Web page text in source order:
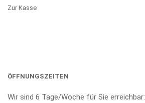
Zur Kasse
ÖFFNUNGSZEITEN
Wir sind 6 Tage/Woche für Sie erreichbar: